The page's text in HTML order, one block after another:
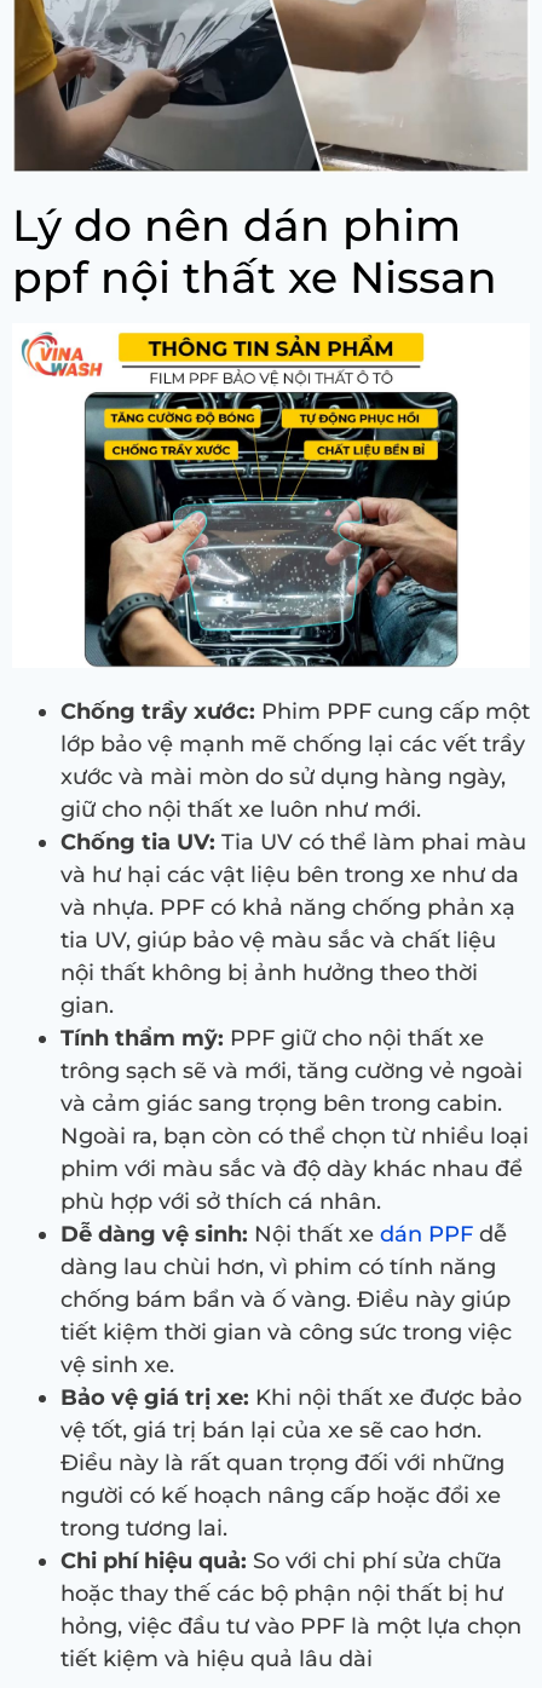
Lý do nên dán phim
ppf nội thất xe Nissan
Chống trầy xước: Phim PPF cung cấp một
lớp bảo vệ mạnh mẽ chống lại các vết trầy
xước và mài mòn do sử dụng hàng ngày,
giữ cho nội thất xe luôn như mới.
Chống tia UV: Tia UV có thể làm phai màu
và hư hại các vật liệu bên trong xe như da
và nhựa. PPF có khả năng chống phản xạ
tia UV, giúp bảo vệ màu sắc và chất liệu
nội thất không bị ảnh hưởng theo thời
gian.
Tính thẩm mỹ: PPF giữ cho nội thất xe
trông sạch sẽ và mới, tăng cường vẻ ngoài
và cảm giác sang trọng bên trong cabin.
Ngoài ra, bạn còn có thể chọn từ nhiều loại
phim với màu sắc và độ dày khác nhau để
phù hợp với sở thích cá nhân.
Dễ dàng vệ sinh: Nội thất xe dán PPF dễ
dàng lau chùi hơn, vì phim có tính năng
chống bám bẩn và ố vàng. Điều này giúp
tiết kiệm thời gian và công sức trong việc
vệ sinh xe.
Bảo vệ giá trị xe: Khi nội thất xe được bảo
vệ tốt, giá trị bán lại của xe sẽ cao hơn.
Điều này là rất quan trọng đối với những
người có kế hoạch nâng cấp hoặc đổi xe
trong tương lai.
Chi phí hiệu quả: So với chi phí sửa chữa
hoặc thay thế các bộ phận nội thất bị hư
hỏng, việc đầu tư vào PPF là một lựa chọn
tiết kiệm và hiệu quả lâu dài